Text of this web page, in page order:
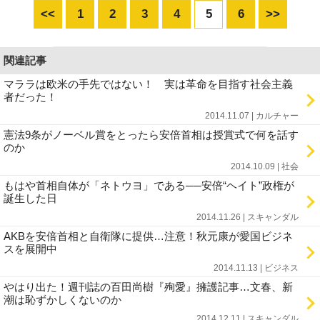
<< 1 2 3 4 5 6 >>
関連記事
マララは欧米の手先ではない！ 実は革命を目指す社会主義
者だった！
2014.11.07 | カルチャー
憲法9条がノーベル賞をとったら安倍首相は授賞式で何を話す
のか
2014.10.09 | 社会
もはや首相自体が「ネトウヨ」である──安倍“ヘイト”政権が
誕生した日
2014.11.26 | スキャンダル
AKBを安倍首相と自衛隊に提供…注意！秋元康が愛国ビジネ
スを展開中
2014.11.13 | ビジネス
やはり出た！週刊誌の百田尚樹『殉愛』擁護記事…文春、新
潮は恥ずかしくないのか